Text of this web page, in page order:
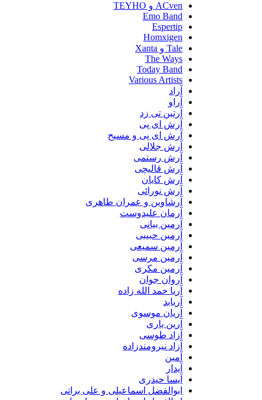
ACven و TEYHO
Emo Band
Espertip
Homxigen
Tale و Xanta
The Ways
Today Band
Various Artists
آرتین تی زد
آرش ای پی
آرش ای پی و مسیح
آرش جلالی
آرش رستمی
آرش قالیچی
آرش کایان
آرش نورائی
آرشاوین و عمران طاهری
آرمان علیدوست
آرمین بیانی
آرمین حبیبی
آرمین سمیعی
آرمین مرسی
آرمین مکری
آروان جوان
آریا حمد الله زاده
آریابد
آریان موسوی
آرین یاری
آزاد طوسی
آزاد نیرومندزاده
آمین
آیدار
آیسا حیدری
ابوالفضل اسماعیلی و علی براتی